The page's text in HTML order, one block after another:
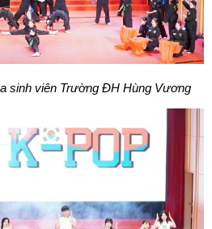
sinh viên Trường ĐH Hùng Vương